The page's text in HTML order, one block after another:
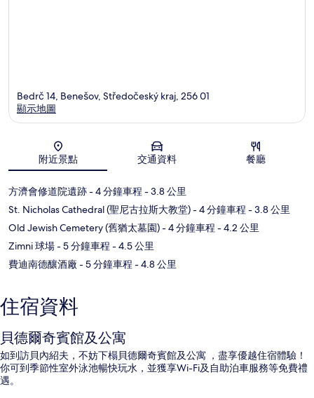
地圖
Bedrč 14, Benešov, Středočeský kraj, 256 01
顯示地圖
附近景點 交通資料 餐廳
方濟會修道院遺跡- 4 分鐘車程 - 3.8 公里
St. Nicholas Cathedral (聖尼古拉斯大教堂)- 4 分鐘車程 - 3.8 公里
Old Jewish Cemetery (舊猶太墓園)- 4 分鐘車程 - 4.2 公里
Zimni 球場- 5 分鐘車程 - 4.5 公里
費迪南德釀酒廠 - 5 分鐘車程 - 4.8 公里
住宿資料
貝德爾奇賓館及公寓
如到訪貝內紹夫，不妨下榻貝德爾奇賓館及公寓 ，盡享優越住宿體驗！
你可到季節性室外泳池暢快玩水，並獲享Wi-Fi及自助泊車服務等免費禮
遇。